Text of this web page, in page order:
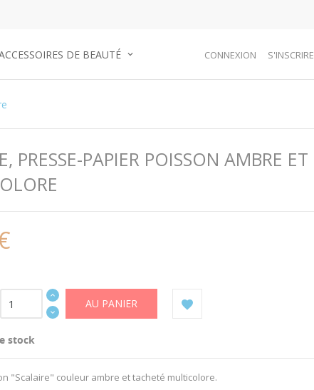
DE BEAUTÉ CONNEXION S'INSCRIRE
PRESSE-PAPIER POISSON AMBRE ET
AU PANIER
stock
"Scalaire" couleur ambre et tacheté multicolore.